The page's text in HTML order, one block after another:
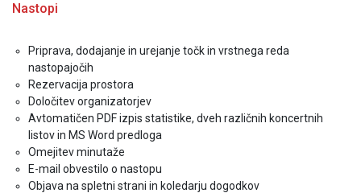
Nastopi
Priprava, dodajanje in urejanje točk in vrstnega reda
nastopajočih
Rezervacija prostora
Določitev organizatorjev
Avtomatičen PDF izpis statistike, dveh različnih koncertnih
listov in MS Word predloga
Omejitev minutaže
E-mail obvestilo o nastopu
Objava na spletni strani in koledarju dogodkov